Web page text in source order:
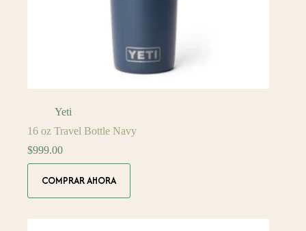
Yeti
16 oz Travel Bottle Navy
$999.00
COMPRAR AHORA